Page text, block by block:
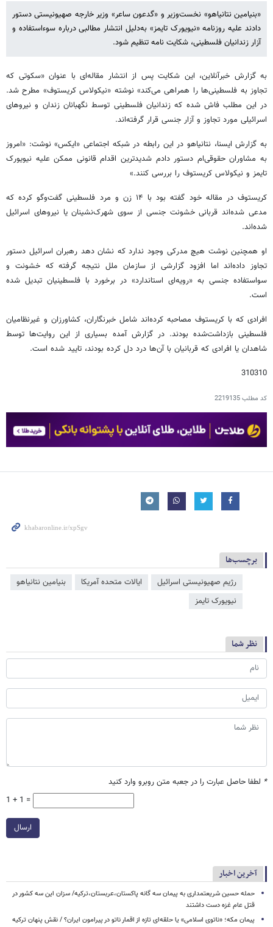
«بنیامین نتانیاهو» نخست‌وزیر و «گدعون ساعر» وزیر خارجه صهیونیستی دستور
دادند علیه روزنامه «نیویورک تایمز» به‌دلیل انتشار مطالبی درباره سوءاستفاده و
آزار زندانیان فلسطینی، شکایت نامه تنظیم شود.
به گزارش خبرآنلاین، این شکایت پس از انتشار مقاله‌ای با عنوان «سکوتی که
تجاوز به فلسطینی‌ها را همراهی می‌کند» نوشته «نیکولاس کریستوف» مطرح شد.
در این مطلب فاش شده که زندانیان فلسطینی توسط نگهبانان زندان و نیروهای
اسرائیلی مورد تجاوز و آزار جنسی قرار گرفته‌اند.
به گزارش ایسنا، نتانیاهو در این رابطه در شبکه اجتماعی «ایکس» نوشت: «امروز
به مشاوران حقوقی‌ام دستور دادم شدیدترین اقدام قانونی ممکن علیه نیویورک
تایمز و نیکولاس کریستوف را بررسی کنند.»
کریستوف در مقاله خود گفته بود با ۱۴ زن و مرد فلسطینی گفت‌وگو کرده که
مدعی شده‌اند قربانی خشونت جنسی از سوی شهرک‌نشینان یا نیروهای اسرائیل
شده‌اند.
او همچنین نوشت هیچ مدرکی وجود ندارد که نشان دهد رهبران اسرائیل دستور
تجاوز داده‌اند اما افزود گزارشی از سازمان ملل نتیجه گرفته که خشونت و
سواستفاده جنسی به «رویه‌ای استاندارد» در برخورد با فلسطینیان تبدیل شده
است.
افرادی که با کریستوف مصاحبه کرده‌اند شامل خبرنگاران، کشاورزان و غیرنظامیان
فلسطینی بازداشت‌شده بودند. در گزارش آمده بسیاری از این روایت‌ها توسط
شاهدان یا افرادی که قربانیان با آن‌ها درد دل کرده بودند، تایید شده است.
310310
کد مطلب2219135
برچسب‌ها
رژیم صهیونیستی اسرائیل ایالات متحده آمریکا
بنیامین نتانیاهو
نیویورک تایمز
نظر شما
* لطفا حاصل عبارت را در جعبه متن روبرو وارد کنید
1 + 1 =
ارسال
آخرین اخبار
حمله حسین شریعتمداری به پیمان سه گانه پاکستان،عربستان،ترکیه/ سزان این سه کشور در
قتل عام غزه دست داشتند
پیمان مکه؛ «ناتوی اسلامی» یا حلقه‌ای تازه از اقمار ناتو در پیرامون ایران؟ / نقش پنهان ترکیه